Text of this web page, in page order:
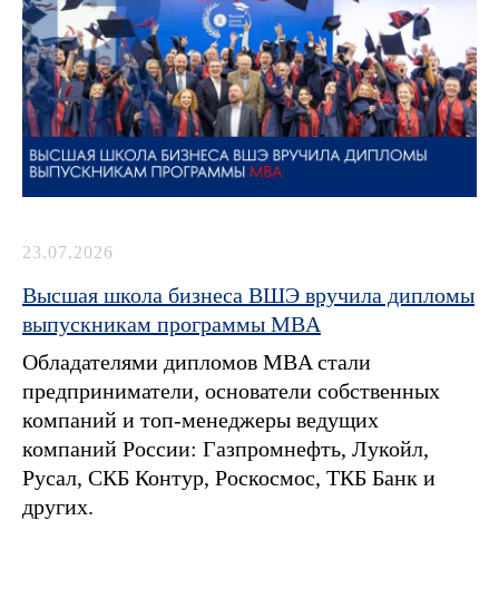
23.07.2026
Высшая школа бизнеса ВШЭ вручила дипломы
выпускникам программы MBA
Обладателями дипломов MBA стали
предприниматели, основатели собственных
компаний и топ-менеджеры ведущих
компаний России: Газпромнефть, Лукойл,
Русал, СКБ Контур, Роскосмос, ТКБ Банк и
других.